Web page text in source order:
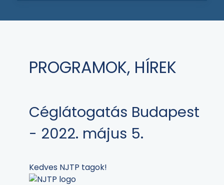
PROGRAMOK, HÍREK
Céglátogatás Budapest
- 2022. május 5.
Kedves NJTP tagok!